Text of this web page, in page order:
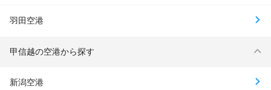
羽田空港
甲信越の空港から探す
新潟空港